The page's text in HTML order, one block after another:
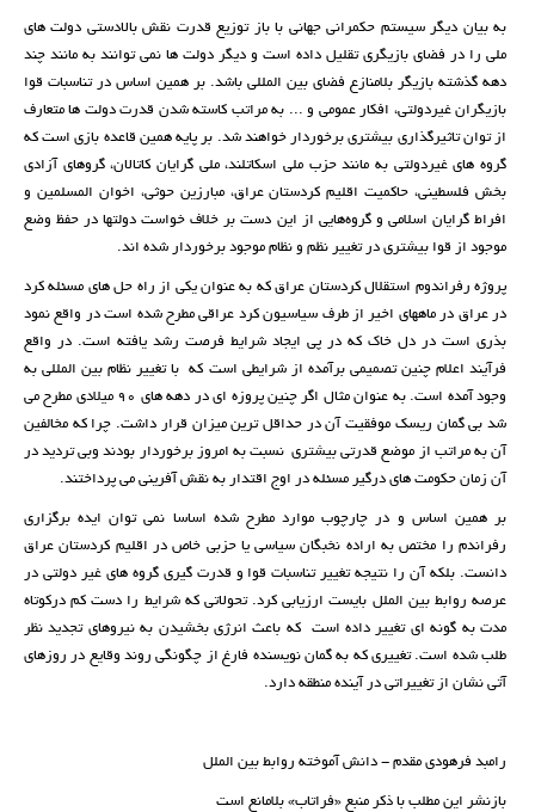
به بیان دیگر سیستم حکمرانی جهانی با باز توزیع قدرت نقش بالادستی دولت های
ملی را در فضای بازیگری تقلیل داده است و دیگر دولت ها نمی توانند به مانند چند
دهه گذشته بازیگر بلامنازع فضای بین المللی باشد. بر همین اساس در تناسبات قوا
بازیگران غیردولتی، افکار عمومی و ... به مراتب کاسته شدن قدرت دولت ها متعارف
از توان تاثیرگذاری بیشتری برخوردار خواهند شد. بر پایه همین قاعده بازی است که
گروه های غیردولتی به مانند حزب ملی اسکاتلند، ملی گرایان کاتالان، گروهای آزادی
بخش فلسطینی، حاکمیت اقلیم کردستان عراق، مبارزین حوثی، اخوان المسلمین و
افراط گرایان اسلامی و گروه‌هایی از این دست بر خلاف خواست دولتها در حفظ وضع
موجود از قوا بیشتری در تغییر نظم و نظام موجود برخوردار شده اند.
پروژه رفراندوم استقلال کردستان عراق که به عنوان یکی از راه حل های مسئله کرد
در عراق در ماه­های اخیر از طرف سیاسیون کرد عراقی مطرح شده است در واقع نمود
بذری است در دل خاک که در پی ایجاد شرایط فرصت رشد یافته است. در واقع
فرآیند اعلام چنین تصمیمی برآمده از شرایطی است که با تغییر نظام بین المللی به
وجود آمده است. به عنوان مثال اگر چنین پروزه ای در دهه های 90 میلادی مطرح می
شد بی گمان ریسک موفقیت آن در حداقل ترین میزان قرار داشت. چرا که مخالفین
آن به مراتب از موضع قدرتی بیشتری نسبت به امروز برخوردار بودند وبی تردید در
آن زمان حکومت های درگیر مسئله در اوج اقتدار به نقش آفرینی می پرداختند.
بر همین اساس و در چارچوب موارد مطرح شده اساسا نمی توان ایده برگزاری
رفراندم را مختص به اراده نخبگان سیاسی یا حزبی خاص در اقلیم کردستان عراق
دانست. بلکه آن را نتیجه تغییر تناسبات قوا و قدرت گیری گروه های غیر دولتی در
عرصه روابط بین الملل بایست ارزیابی کرد. تحولاتی که شرایط را دست کم درکوتاه
مدت به گونه ای تغییر داده است که باعث انرژی بخشیدن به نیروهای تجدید نظر
طلب شده است. تغییری که به گمان نویسنده فارغ از چگونگی روند وقایع در روزهای
آتی نشان از تغییراتی در آینده منطقه دارد.
رامبد فرهودی مقدم - دانش آموخته روابط بین الملل
بازنشر این مطلب با ذکر منبع «فراتاب» بلامانع است